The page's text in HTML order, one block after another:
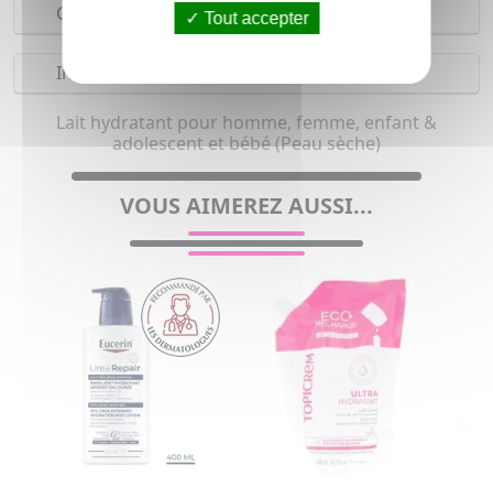
Composition
Indications
Lait hydratant pour homme, femme, enfant &
adolescent et bébé (Peau sèche)
VOUS AIMEREZ AUSSI...
Tout accepter